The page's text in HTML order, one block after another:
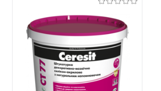
Купити в 1 клік
До
порівняння
В вибране
Під
замовлення